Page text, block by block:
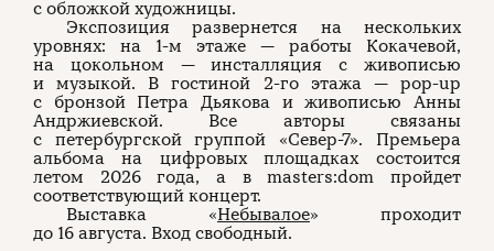
с обложкой художницы.
Экспозиция развернется на нескольких
уровнях: на 1-м этаже — работы Кокачевой,
на цокольном — инсталляция с живописью
и музыкой. В гостиной 2-го этажа — pop-up
с бронзой Петра Дьякова и живописью Анны
Андржиевской. Все авторы связаны
с петербургской группой «Север-7». Премьера
альбома на цифровых площадках состоится
летом 2026 года, а в masters:dom пройдет
соответствующий концерт.
Выставка «Небывалое» проходит
до 16 августа. Вход свободный.